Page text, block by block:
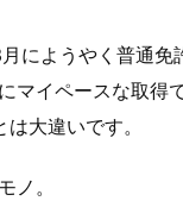
にようやく普通免
イペースな取得で
大違いです。
ノ。